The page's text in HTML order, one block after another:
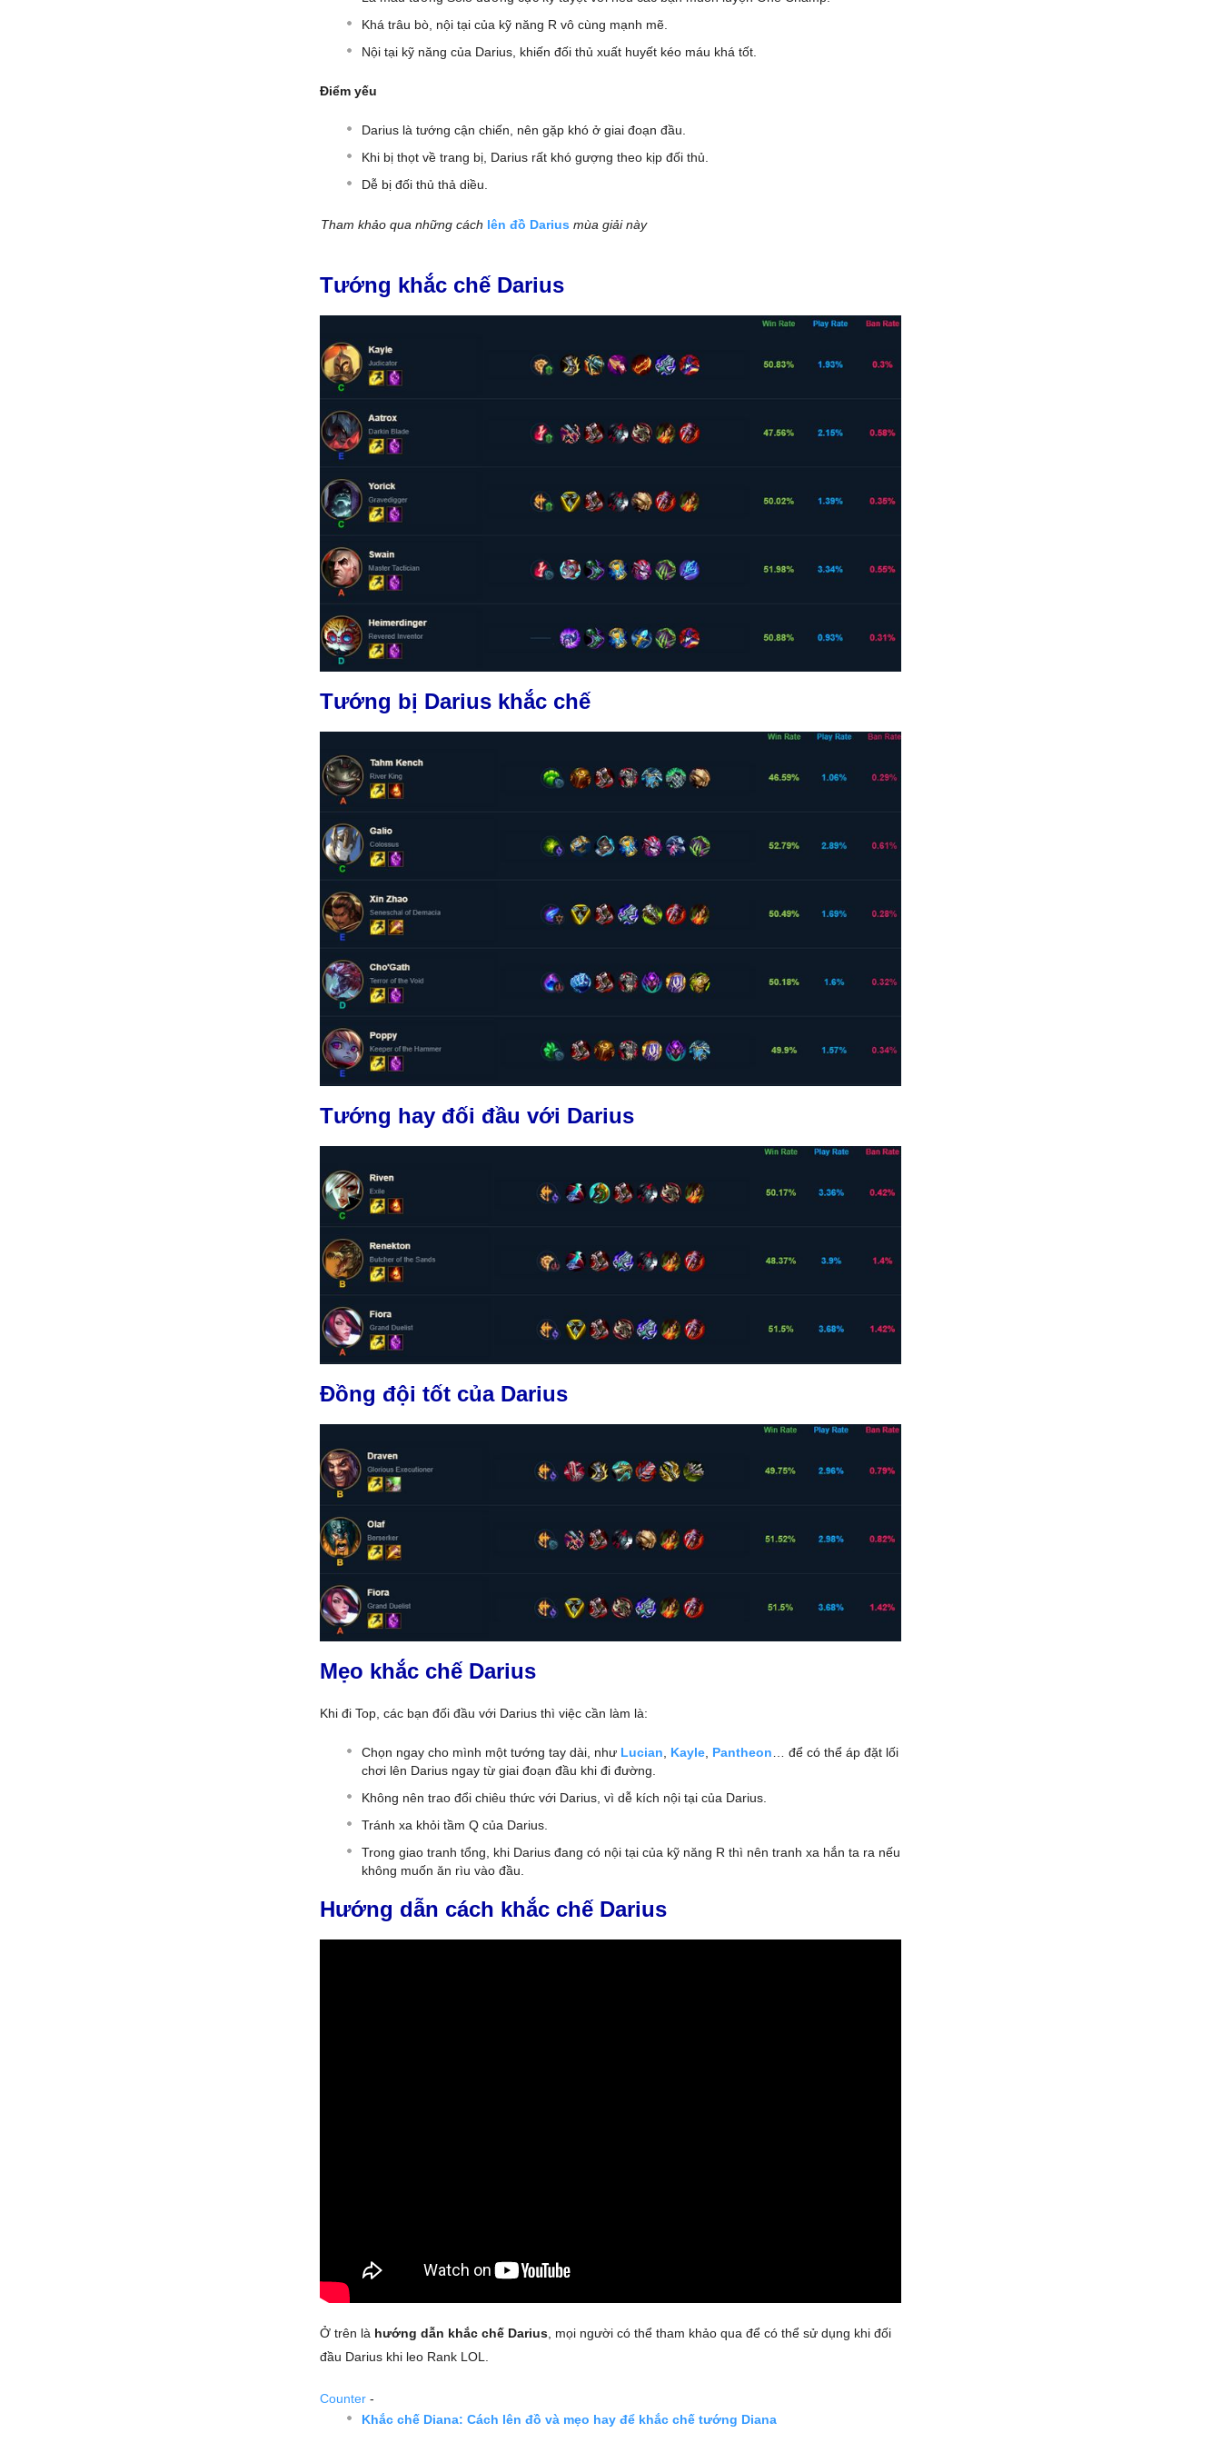
Khá trâu bò, nội tại của kỹ năng R vô cùng mạnh mẽ.
Nội tại kỹ năng của Darius, khiến đối thủ xuất huyết kéo máu khá tốt.
Điểm yếu
Darius là tướng cận chiến, nên gặp khó ở giai đoạn đầu.
Khi bị thọt về trang bị, Darius rất khó gượng theo kịp đối thủ.
Dễ bị đối thủ thả diều.
Tham khảo qua những cách lên đồ Darius mùa giải này
Tướng khắc chế Darius
Tướng bị Darius khắc chế
Tướng hay đối đầu với Darius
Đồng đội tốt của Darius
Mẹo khắc chế Darius
Khi đi Top, các bạn đối đầu với Darius thì việc cần làm là:
Chọn ngay cho mình một tướng tay dài, như Lucian Kayle Pantheon … để có thể áp đặt lối
chơi lên Darius ngay từ giai đoạn đầu khi đi đường.
Không nên trao đổi chiêu thức với Darius, vì dễ kích nội tại của Darius.
Tránh xa khỏi tầm Q của Darius.
Trong giao tranh tổng, khi Darius đang có nội tại của kỹ năng R thì nên tranh xa hắn ta ra nếu
không muốn ăn rìu vào đầu.
Hướng dẫn cách khắc chế Darius
Ở trên là hướng dẫn khắc chế Darius , mọi người có thể tham khảo qua để có thể sử dụng khi đối
đầu Darius khi leo Rank LOL.
Counter -
Khắc chế Diana: Cách lên đồ và mẹo hay để khắc chế tướng Diana